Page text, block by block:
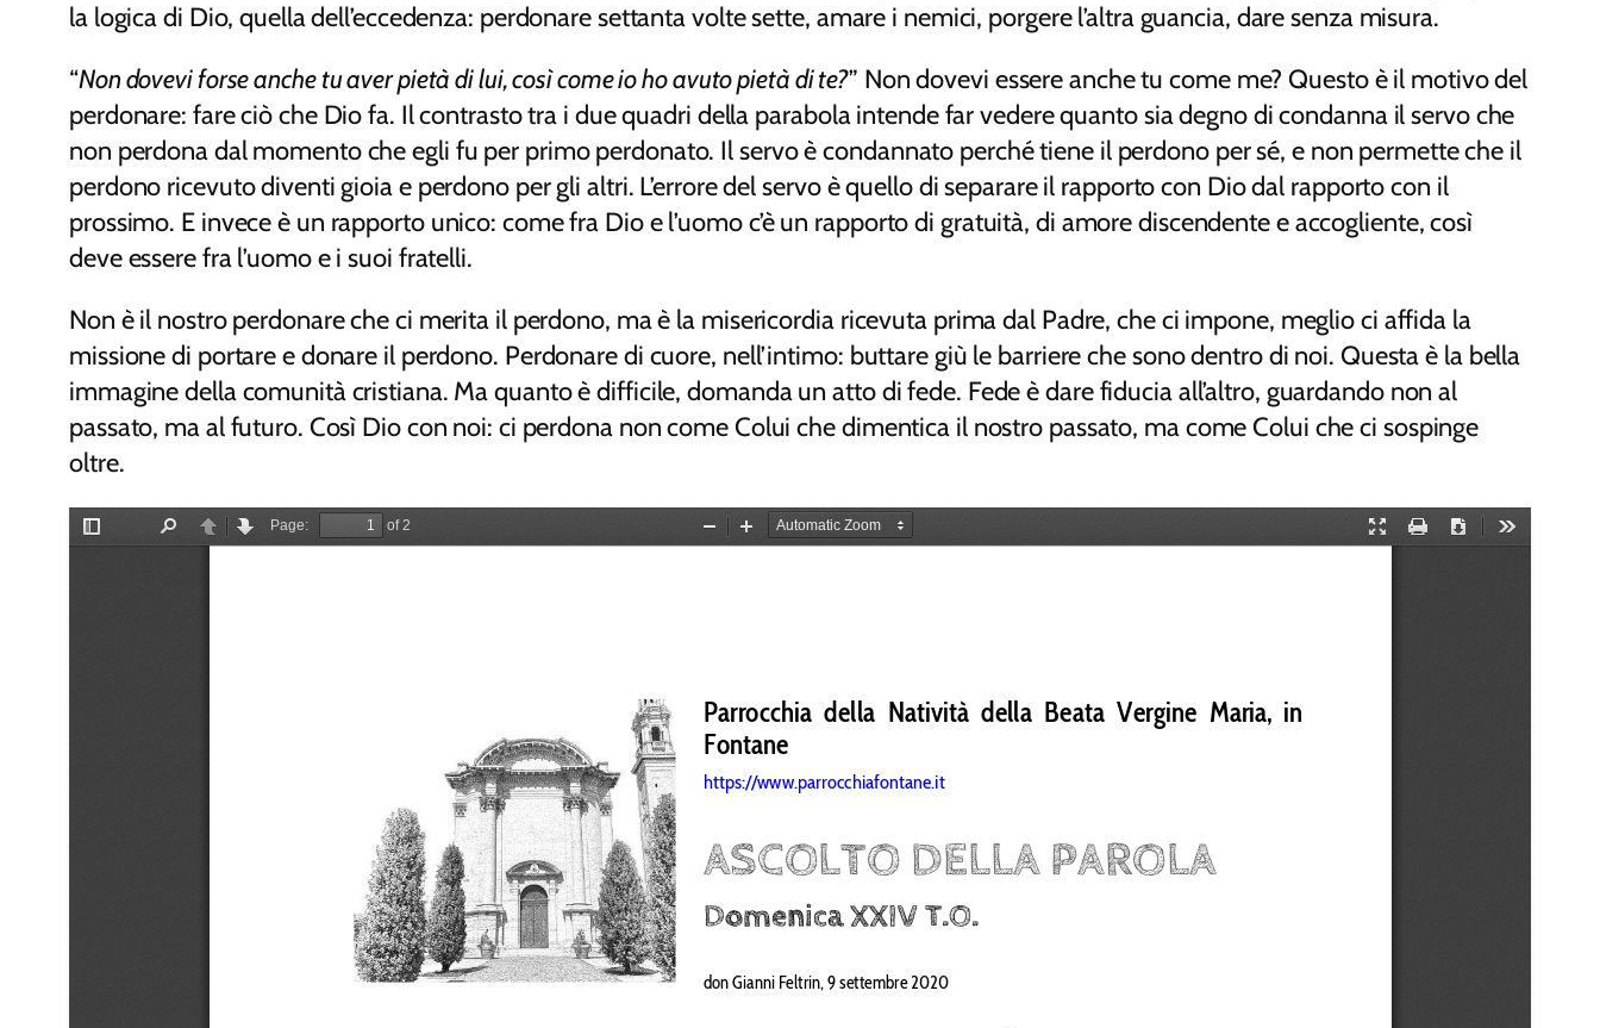
la logica di Dio, quella dell’eccedenza: perdonare settanta volte sette, amare i nemici, porgere l’altra guancia, dare senza misura.
“Non dovevi forse anche tu aver pietà di lui, così come io ho avuto pietà di te?” Non dovevi essere anche tu come me? Questo è il motivo del
perdonare: fare ciò che Dio fa. Il contrasto tra i due quadri della parabola intende far vedere quanto sia degno di condanna il servo che
non perdona dal momento che egli fu per primo perdonato. Il servo è condannato perché tiene il perdono per sé, e non permette che il
perdono ricevuto diventi gioia e perdono per gli altri. L’errore del servo è quello di separare il rapporto con Dio dal rapporto con il
prossimo. E invece è un rapporto unico: come fra Dio e l’uomo c’è un rapporto di gratuità, di amore discendente e accogliente, così
deve essere fra l’uomo e i suoi fratelli.
Non è il nostro perdonare che ci merita il perdono, ma è la misericordia ricevuta prima dal Padre, che ci impone, meglio ci affida la
missione di portare e donare il perdono. Perdonare di cuore, nell’intimo: buttare giù le barriere che sono dentro di noi. Questa è la bella
immagine della comunità cristiana. Ma quanto è difficile, domanda un atto di fede. Fede è dare fiducia all’altro, guardando non al
passato, ma al futuro. Così Dio con noi: ci perdona non come Colui che dimentica il nostro passato, ma come Colui che ci sospinge
oltre.